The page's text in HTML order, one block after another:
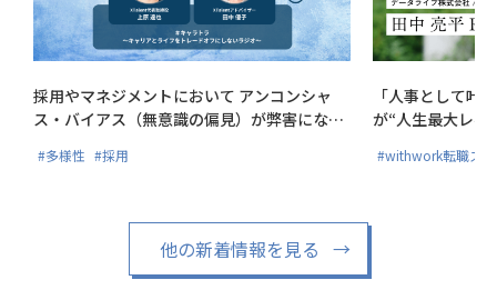
採用やマネジメントにおいて アンコンシャ
ス・バイアス（無意識の偏見）が弊害にな
#多様性 #採用
「人事として叶
が“人生最大レベ
#withwork転職ス
他の新着情報を見る →